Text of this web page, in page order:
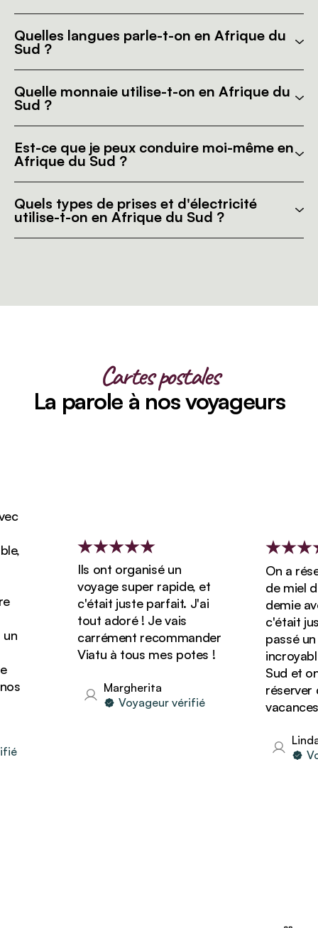
Quelles langues parle-t-on en Afrique du
Sud ?
Quelle monnaie utilise-t-on en Afrique du
Sud ?
Est-ce que je peux conduire moi-même en
Afrique du Sud ?
Quels types de prises et d'électricité
utilise-t-on en Afrique du Sud ?
Cartes postales
La parole à nos voyageurs
Ils ont organisé un
voyage super rapide, et
c'était juste parfait. J'ai
tout adoré ! Je vais
carrément recommander
Viatu à tous mes potes !
Margherita
Voyageur vérifié
On a
de miel
demie
c'était
passé un
Sud et on
réserver
vacances
Linda